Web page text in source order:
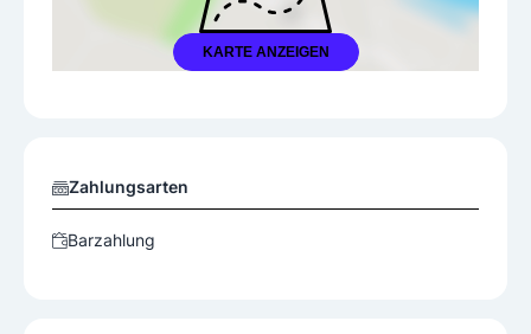
KARTE ANZEIGEN
Zahlungsarten
Barzahlung